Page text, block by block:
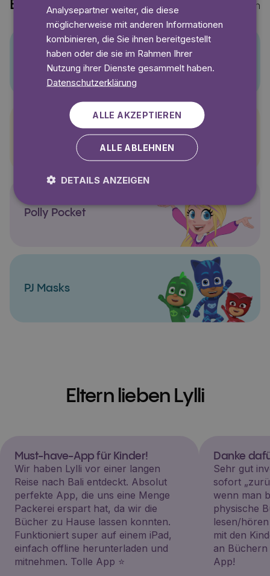
Entdecke auch Mehr anzeigen
Pettersson und Findus
Polly Pocket
PJ Masks
Eltern lieben Lylli
Must-have-App für Kinder!
Wir haben Lylli vor einer langen
Reise nach Bali entdeckt. Absolut
perfekte App, die uns eine Menge
Packerei erspart hat, da wir die
Bücher zu Hause lassen konnten.
Funktioniert super auf einem iPad,
einfach offline herunterladen und
mitnehmen. Tolle App ⭐️
Danke
Sehr gut
sofort
wenn man
physische
lesen/
mit den
an Büchern
App!
Analysepartner weiter, die diese
möglicherweise mit anderen Informationen
kombinieren, die Sie ihnen bereitgestellt
haben oder die sie im Rahmen Ihrer
Nutzung ihrer Dienste gesammelt haben.
Datenschutzerklärung
ALLE AKZEPTIEREN
ALLE ABLEHNEN
DETAILS ANZEIGEN